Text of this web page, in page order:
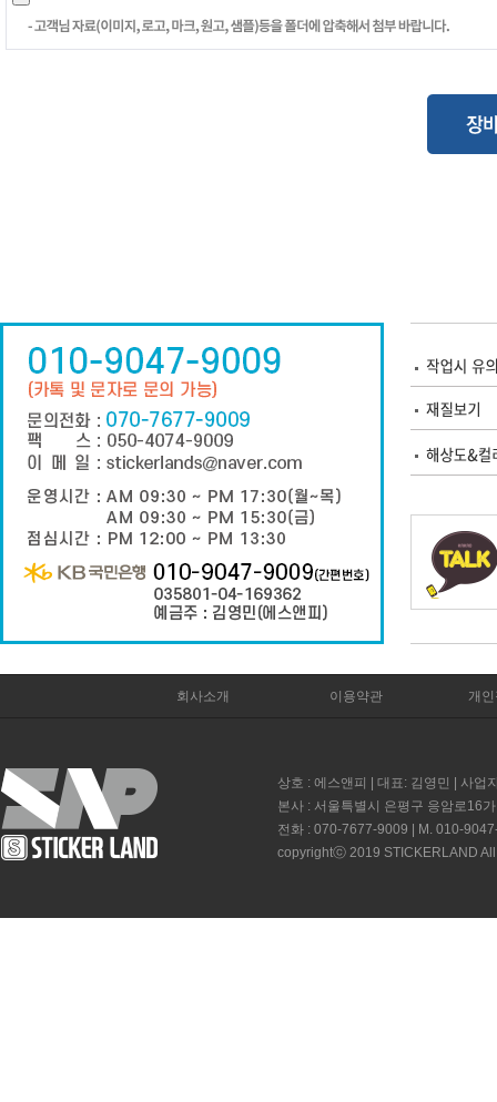
회사소개 이용약관 개
상호 : 에스앤피 | 대표: 김영민 | 사
본사 : 서울특별시 은평구 응암로16
전화 : 070-7677-9009 | M. 010-
copyrightⓒ 2019 STICKERLAND